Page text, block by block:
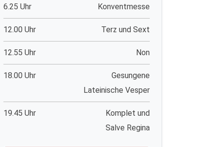
6.25 Uhr Konventmesse
12.00 Uhr Terz und Sext
12.55 Uhr Non
18.00 Uhr
Gesungene
Lateinische Vesper
19.45 Uhr
Komplet und
Salve Regina